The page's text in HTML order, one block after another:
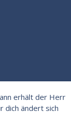
erhält der Herr
dich ändert sich